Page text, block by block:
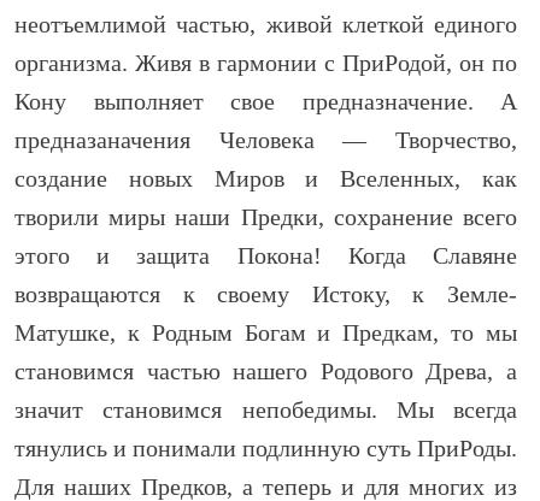
неотъемлимой частью, живой клеткой единого
организма. Живя в гармонии с ПриРодой, он по
Кону выполняет свое предназначение. А
предназаначения Человека — Творчество,
создание новых Миров и Вселенных, как
творили миры наши Предки, сохранение всего
этого и защита Покона! Когда Славяне
возвращаются к своему Истоку, к Земле-
Матушке, к Родным Богам и Предкам, то мы
становимся частью нашего Родового Древа, а
значит становимся непобедимы. Мы всегда
тянулись и понимали подлинную суть ПриРоды.
Для наших Предков, а теперь и для многих из